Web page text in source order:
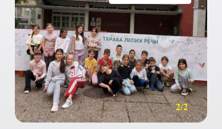
Документа школе
Контакт